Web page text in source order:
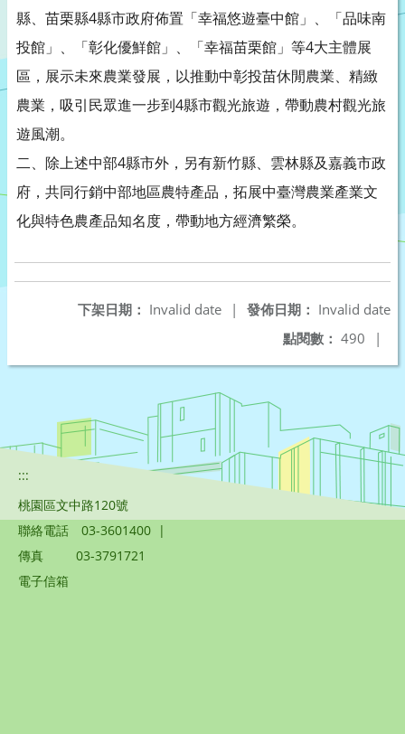
縣、苗栗縣4縣市政府佈置「幸福悠遊臺中館」、「品味南
投館」、「彰化優鮮館」、「幸福苗栗館」等4大主體展
區，展示未來農業發展，以推動中彰投苗休閒農業、精緻
農業，吸引民眾進一步到4縣市觀光旅遊，帶動農村觀光旅
遊風潮。
二、除上述中部4縣市外，另有新竹縣、雲林縣及嘉義市政
府，共同行銷中部地區農特產品，拓展中臺灣農業產業文
化與特色農產品知名度，帶動地方經濟繁榮。
發佈日期： Invalid date
下架日期： Invalid date
|
點閱數： 490 |
:::
桃園區文中路120號
聯絡電話
03-3601400 |
傳真
03-3791721
電子信箱